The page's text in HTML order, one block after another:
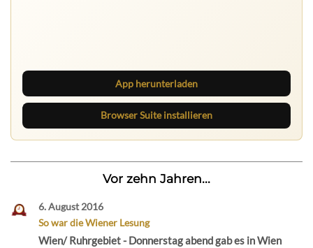
App herunterladen
Browser Suite installieren
Vor zehn Jahren...
6. August 2016
So war die Wiener Lesung
Wien/ Ruhrgebiet - Donnerstag abend gab es in Wien